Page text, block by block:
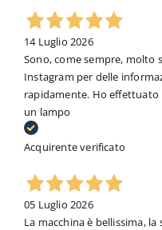
14 Luglio 2026
Sono, come sempre,
Instagram per delle
rapidamente. Ho effettuato
un lampo
Acquirente verificato
05 Luglio 2026
La macchina è bellissima,